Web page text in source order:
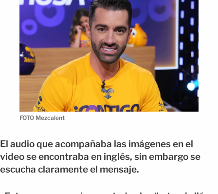
FOTO Mezcalent
El audio que acompañaba las imágenes en el
video se encontraba en inglés, sin embargo se
escucha claramente el mensaje.